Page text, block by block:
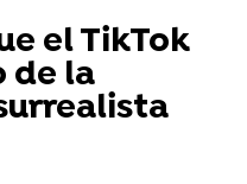
el TikTok
de la